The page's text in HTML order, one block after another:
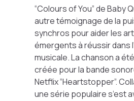
“Colours of You” de Baby
autre témoignage de la
synchros pour aider les
émergents à réussir dans
musicale. La chanson a
créée pour la bande
Netflix “Heartstopper”.
une série populaire s’est